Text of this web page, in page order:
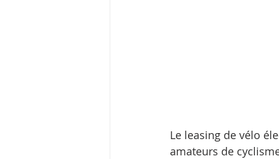
Le leasing de vélo
amateurs de